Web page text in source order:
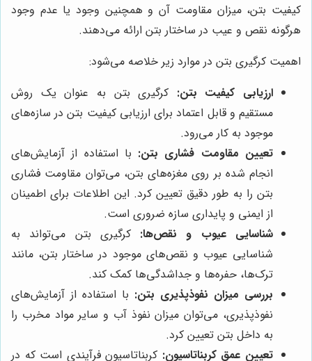
کیفیت بتن، میزان مقاومت آن و همچنین وجود یا عدم وجود
هرگونه نقص و عیب در ساختار بتن ارائه می‌دهند.
اهمیت کرگیری بتن در موارد زیر خلاصه می‌شود:
ارزیابی کیفیت بتن: کرگیری بتن به عنوان یک روش
مستقیم و قابل اعتماد برای ارزیابی کیفیت بتن در سازه‌های
موجود به کار می‌رود.
تعیین مقاومت فشاری بتن: با استفاده از آزمایش‌های
انجام شده بر روی مغزه‌های بتن، می‌توان مقاومت فشاری
بتن را به طور دقیق تعیین کرد. این اطلاعات برای اطمینان
از ایمنی و پایداری سازه ضروری است.
شناسایی عیوب و نقص‌ها: کرگیری بتن می‌تواند به
شناسایی عیوب و نقص‌های موجود در ساختار بتن، مانند
ترک‌ها، حفره‌ها و جداشدگی‌ها کمک کند.
بررسی میزان نفوذپذیری بتن: با استفاده از آزمایش‌های
نفوذپذیری، می‌توان میزان نفوذ آب و سایر مواد مخرب را
به داخل بتن تعیین کرد.
تعیین عمق کربناتاسیون: کربناتاسیون فرآیندی است که در